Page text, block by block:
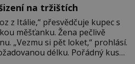
na tržištích
z Itálie,“ přesvědčuje kupec s
měšťanku. Žena pečlivě
„Vezmu si pět loket,“ prohlásí.
délku. Pořádný kus